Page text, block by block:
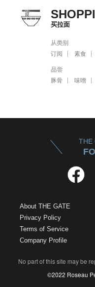
买拉面
从类别
订阅
素食
品尝
豚骨
味噌
THE
About THE GATE
Privacy Policy
Terms of Service
Company Profile
No part of this site may be
©2022 Roseau